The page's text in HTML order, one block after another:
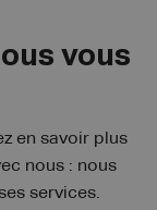
vous
en savoir plus
nous : nous
services.